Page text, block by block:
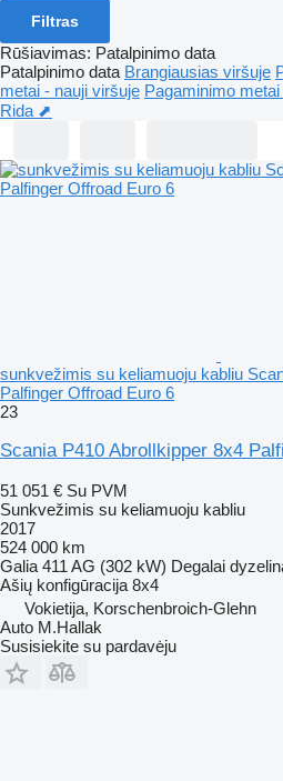
Filtras
Rūšiavimas: Patalpinimo data
Patalpinimo data Brangiausias viršuje
metai - nauji viršuje Pagaminimo
Rida ⬈
sunkvežimis su keliamuoju kabliu
Palfinger Offroad Euro 6
23
Scania P410 Abrollkipper 8x4
51 051 € Su PVM
Sunkvežimis su keliamuoju kabliu
2017
524 000 km
Galia 411 AG (302 kW) Degalai
Ašių konfigūracija 8x4
Vokietija, Korschenbroich-Glehn
Auto M.Hallak
Susisiekite su pardavėju